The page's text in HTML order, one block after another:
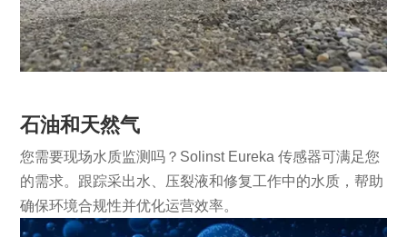
石油和天然气
您需要现场水质监测吗？Solinst Eureka 传感器可满足您
的需求。跟踪采出水、压裂液和修复工作中的水质，帮助
确保环境合规性并优化运营效率。